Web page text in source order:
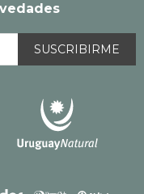
SUSCRIBIRME